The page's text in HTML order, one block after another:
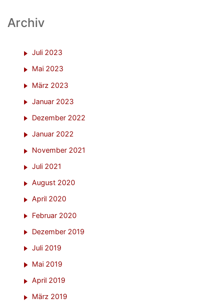
Archiv
Juli 2023
Mai 2023
März 2023
Januar 2023
Dezember 2022
Januar 2022
November 2021
Juli 2021
August 2020
April 2020
Februar 2020
Dezember 2019
Juli 2019
Mai 2019
April 2019
März 2019